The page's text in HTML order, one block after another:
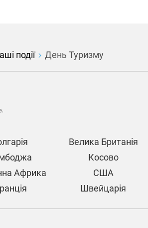
події День Туризму
Велика Британія
Косово
Африка
США
Швейцарія